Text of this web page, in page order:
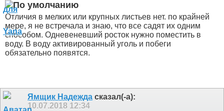
Отличия в мелких или крупных листьев нет. по крайней
мере, я не встречала и знаю, что все садят их одним
способом. Одневеневший росток нужно поместить в
воду. В воду активированный уголь и побеги
обязательно появятся.
Ямщик Надежда сказал(-а):
10.07.2018 12:34